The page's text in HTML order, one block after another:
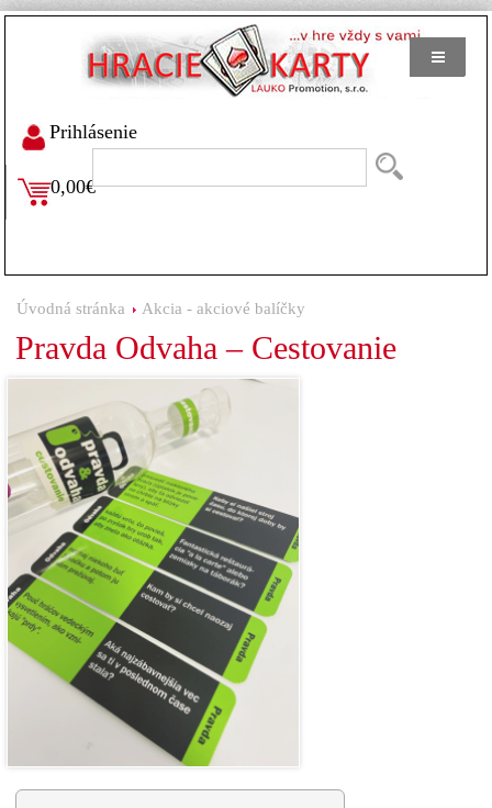
Prihlásenie
0,00€
Úvodná stránka Akcia - akciové balíčky
Pravda Odvaha – Cestovanie